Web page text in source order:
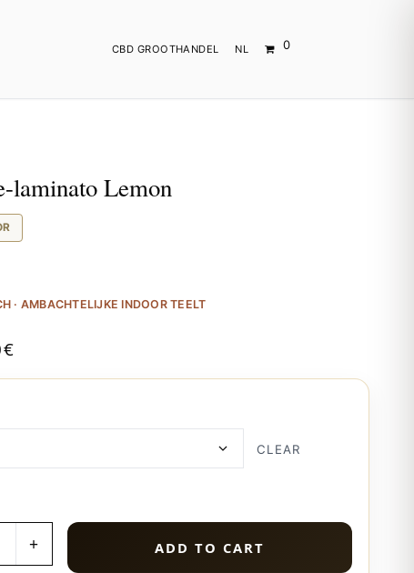
CBD GROOTHANDEL NL 0
laminato Lemon
· AMBACHTELIJKE INDOOR TEELT
€
CLEAR
ADD TO CART